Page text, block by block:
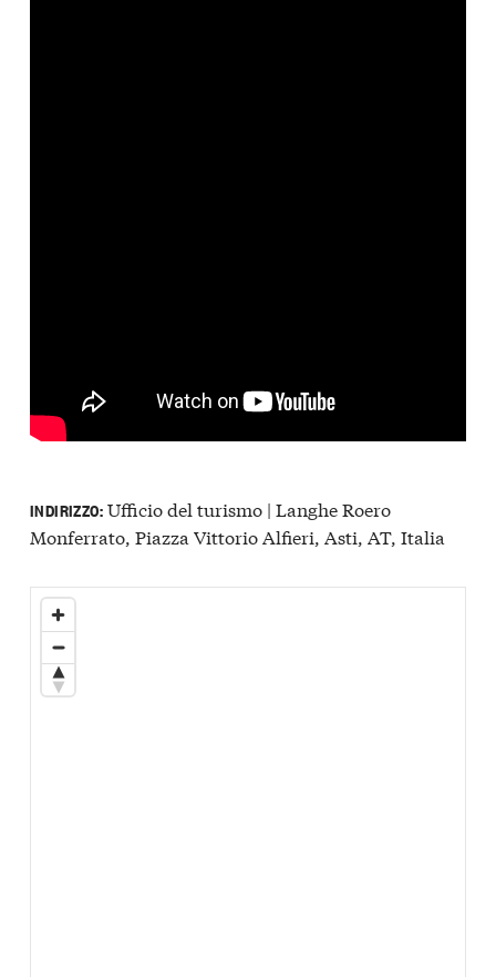
INDIRIZZO:Ufficio del turismo | Langhe Roero
Monferrato, Piazza Vittorio Alfieri, Asti, AT, Italia